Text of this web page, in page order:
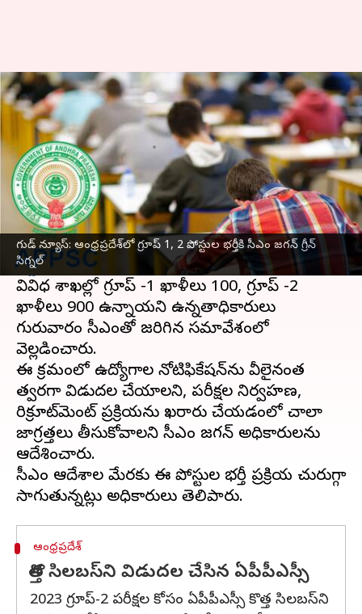
గుడ్ న్యూస్: ఆంధ్రప్రదేశ్‌లో గ్రూప్ 1, 2 పోస్టుల భర్తీకి సీఎం జగన్ గ్రీన్
సిగ్నల్
గుడ్ న్యూస్: ఆంధ్రప్రదేశ్‌లో గ్రూప్ 1, 2
పోస్టుల భర్తీకి సీఎం జగన్ గ్రీన్ సిగ్నల్
వ్రాసిన వారు Stalin May 25, 2023 04:49 pm
ఈ వార్తాకథనం ఏంటి
ఆంధ్రప్రదేశ్‌లో గ్రూప్ 1, 2 పోస్టుల భర్తీకి నోటిఫికేషన్
విడుదల చేసేందుకు ముఖ్యమంత్రివైఎస్ జగన్మోహన్
రెడ్డిగురువారం గ్రీన్ సిగ్నల్ ఇచ్చారు.
వివిధ శాఖల్లో గ్రూప్ -1 ఖాళీలు 100, గ్రూప్ -2
ఖాళీలు 900 ఉన్నాయని ఉన్నతాధికారులు
గురువారం సీఎంతో జరిగిన సమావేశంలో
వెల్లడించారు.
ఈ క్రమంలో ఉద్యోగాల నోటిఫికేషన్‌ను వీలైనంత
త్వరగా విడుదల చేయాలని, పరీక్షల నిర్వహణ,
రిక్రూట్‌మెంట్ ప్రక్రియను ఖరారు చేయడంలో చాలా
జాగ్రత్తలు తీసుకోవాలని సీఎం జగన్ అధికారులను
ఆదేశించారు.
సీఎం ఆదేశాల మేరకు ఈ పోస్టుల భర్తీ ప్రక్రియ చురుగ్గా
ఆంధ్రప్రదేశ్
కొత్త సిలబస్‌ని విడుదల చేసిన ఏపీపీఎస్సీ
2023 గ్రూప్-2 పరీక్షల కోసం ఏపీపీఎస్సీ కొత్త సిలబస్‌ని